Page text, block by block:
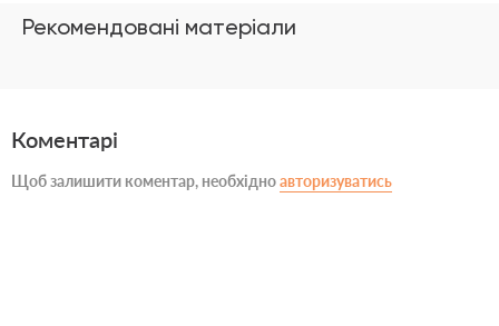
Рекомендовані матеріали
Коментарі
Щоб залишити коментар, необхідноавторизуватись